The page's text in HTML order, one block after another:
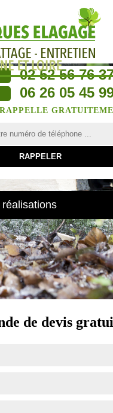
02 52 56 76
06 26 05 45
réalisations
de devis